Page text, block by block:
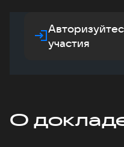
участия
О